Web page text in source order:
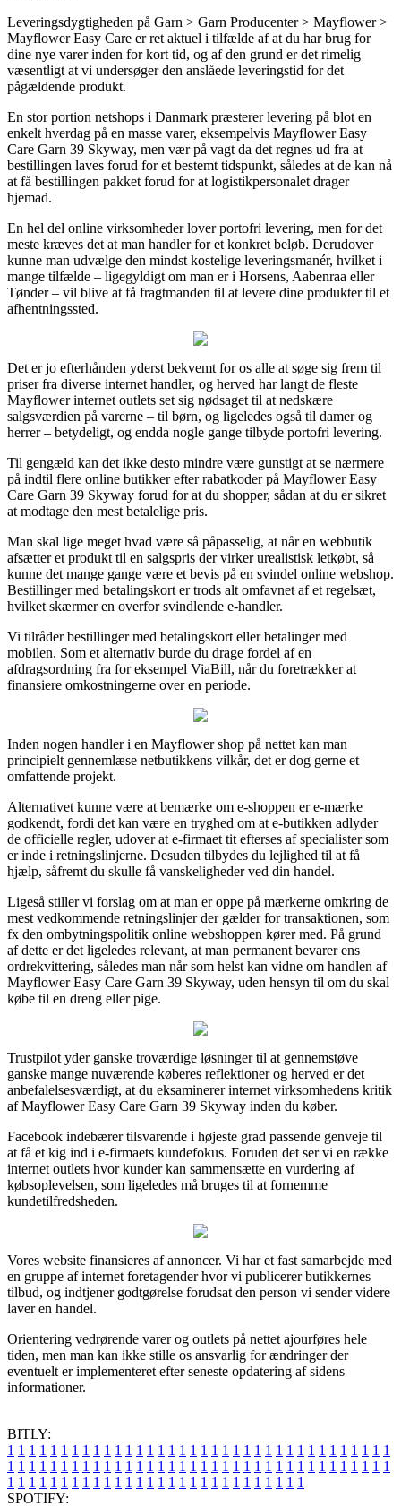
Leveringsdygtigheden på Garn > Garn Producenter > Mayflower >
Mayflower Easy Care er ret aktuel i tilfælde af at du har brug for
dine nye varer inden for kort tid, og af den grund er det rimelig
væsentligt at vi undersøger den anslåede leveringstid for det
pågældende produkt.
En stor portion netshops i Danmark præsterer levering på blot en
enkelt hverdag på en masse varer, eksempelvis Mayflower Easy
Care Garn 39 Skyway, men vær på vagt da det regnes ud fra at
bestillingen laves forud for et bestemt tidspunkt, således at de kan nå
at få bestillingen pakket forud for at logistikpersonalet drager
hjemad.
En hel del online virksomheder lover portofri levering, men for det
meste kræves det at man handler for et konkret beløb. Derudover
kunne man udvælge den mindst kostelige leveringsmanér, hvilket i
mange tilfælde – ligegyldigt om man er i Horsens, Aabenraa eller
Tønder – vil blive at få fragtmanden til at levere dine produkter til et
afhentningssted.
Det er jo efterhånden yderst bekvemt for os alle at søge sig frem til
priser fra diverse internet handler, og herved har langt de fleste
Mayflower internet outlets set sig nødsaget til at nedskære
salgsværdien på varerne – til børn, og ligeledes også til damer og
herrer – betydeligt, og endda nogle gange tilbyde portofri levering.
Til gengæld kan det ikke desto mindre være gunstigt at se nærmere
på indtil flere online butikker efter rabatkoder på Mayflower Easy
Care Garn 39 Skyway forud for at du shopper, sådan at du er sikret
at modtage den mest betalelige pris.
Man skal lige meget hvad være så påpasselig, at når en webbutik
afsætter et produkt til en salgspris der virker urealistisk letkøbt, så
kunne det mange gange være et bevis på en svindel online webshop.
Bestillinger med betalingskort er trods alt omfavnet af et regelsæt,
hvilket skærmer en overfor svindlende e-handler.
Vi tilråder bestillinger med betalingskort eller betalinger med
mobilen. Som et alternativ burde du drage fordel af en
afdragsordning fra for eksempel ViaBill, når du foretrækker at
finansiere omkostningerne over en periode.
Inden nogen handler i en Mayflower shop på nettet kan man
principielt gennemlæse netbutikkens vilkår, det er dog gerne et
omfattende projekt.
Alternativet kunne være at bemærke om e-shoppen er e-mærke
godkendt, fordi det kan være en tryghed om at e-butikken adlyder
de officielle regler, udover at e-firmaet tit efterses af specialister som
er inde i retningslinjerne. Desuden tilbydes du lejlighed til at få
hjælp, såfremt du skulle få vanskeligheder ved din handel.
Ligeså stiller vi forslag om at man er oppe på mærkerne omkring de
mest vedkommende retningslinjer der gælder for transaktionen, som
fx den ombytningspolitik online webshoppen kører med. På grund
af dette er det ligeledes relevant, at man permanent bevarer ens
ordrekvittering, således man når som helst kan vidne om handlen af
Mayflower Easy Care Garn 39 Skyway, uden hensyn til om du skal
købe til en dreng eller pige.
Trustpilot yder ganske troværdige løsninger til at gennemstøve
ganske mange nuværende køberes reflektioner og herved er det
anbefalelsesværdigt, at du eksaminerer internet virksomhedens kritik
af Mayflower Easy Care Garn 39 Skyway inden du køber.
Facebook indebærer tilsvarende i højeste grad passende genveje til
at få et kig ind i e-firmaets kundefokus. Foruden det ser vi en række
internet outlets hvor kunder kan sammensætte en vurdering af
købsoplevelsen, som ligeledes må bruges til at fornemme
kundetilfredsheden.
Vores website finansieres af annoncer. Vi har et fast samarbejde med
en gruppe af internet foretagender hvor vi publicerer butikkernes
tilbud, og indtjener godtgørelse forudsat den person vi sender videre
laver en handel.
Orientering vedrørende varer og outlets på nettet ajourføres hele
tiden, men man kan ikke stille os ansvarlig for ændringer der
eventuelt er implementeret efter seneste opdatering af sidens
informationer.
BITLY:
1 1 1 1 1 1 1 1 1 1 1 1 1 1 1 1 1 1 1 1 1 1 1 1 1 1 1 1 1 1 1 1 1 1 1 1
1 1 1 1 1 1 1 1 1 1 1 1 1 1 1 1 1 1 1 1 1 1 1 1 1 1 1 1 1 1 1 1 1 1 1 1
1 1 1 1 1 1 1 1 1 1 1 1 1 1 1 1 1 1 1 1 1 1 1 1 1 1 1 1
SPOTIFY: